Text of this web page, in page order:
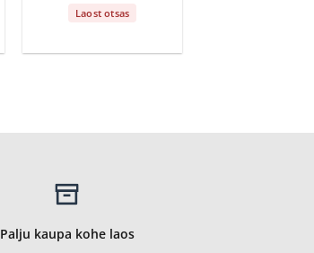
Laost otsas
Palju kaupa kohe laos